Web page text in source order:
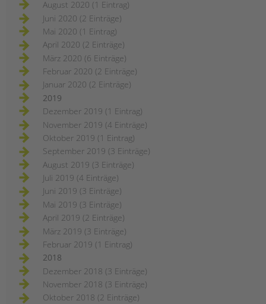
August 2020 (1 Eintrag)
Juni 2020 (2 Einträge)
Mai 2020 (1 Eintrag)
April 2020 (2 Einträge)
März 2020 (6 Einträge)
Februar 2020 (2 Einträge)
Januar 2020 (2 Einträge)
2019
Dezember 2019 (1 Eintrag)
November 2019 (4 Einträge)
Oktober 2019 (1 Eintrag)
September 2019 (3 Einträge)
August 2019 (3 Einträge)
Juli 2019 (4 Einträge)
Juni 2019 (3 Einträge)
Mai 2019 (3 Einträge)
April 2019 (2 Einträge)
März 2019 (3 Einträge)
Februar 2019 (1 Eintrag)
2018
Dezember 2018 (3 Einträge)
November 2018 (3 Einträge)
Oktober 2018 (2 Einträge)